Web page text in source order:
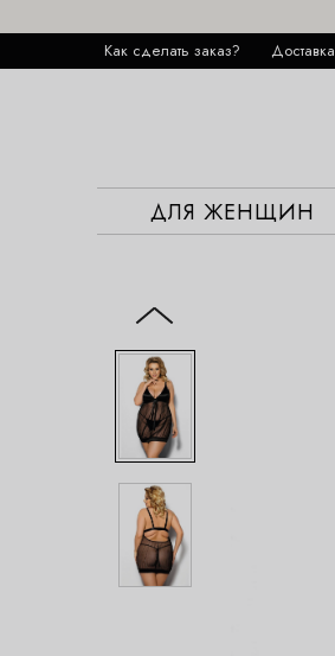
Как сделать заказ?
Доставка
ДЛЯ ЖЕНЩИН